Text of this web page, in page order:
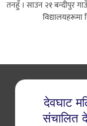
तनहुँ । साउन २१ बन्दीपुर
विद्यालयहरूमा
देवघाट
संचालित